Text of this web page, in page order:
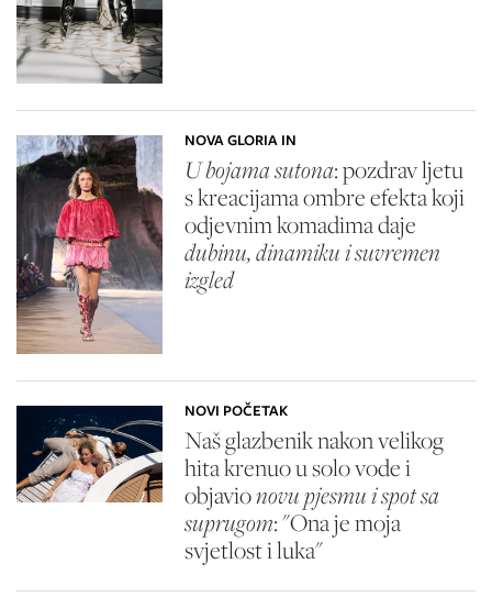
NOVA GLORIA IN
U bojama sutona: pozdrav ljetu
s kreacijama ombre efekta koji
odjevnim komadima daje
dubinu, dinamiku i suvremen
izgled
NOVI POČETAK
Naš glazbenik nakon velikog
hita krenuo u solo vode i
objavionovu pjesmu i spot sa
suprugom: "Ona je moja
svjetlost i luka"